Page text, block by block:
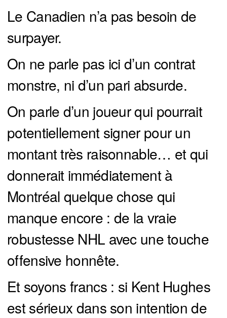
Le Canadien n’a pas besoin de
surpayer.
On ne parle pas ici d’un contrat
monstre, ni d’un pari absurde.
On parle d’un joueur qui pourrait
potentiellement signer pour un
montant très raisonnable… et qui
donnerait immédiatement à
Montréal quelque chose qui
manque encore : de la vraie
robustesse NHL avec une touche
offensive honnête.
Et soyons francs : si Kent Hughes
est sérieux dans son intention de